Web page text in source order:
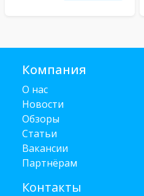
Компания
О нас
Новости
Обзоры
Статьи
Вакансии
Партнёрам
Контакты